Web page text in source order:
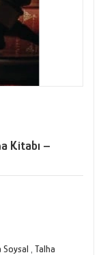
Kitabı –
Soysal
Talha